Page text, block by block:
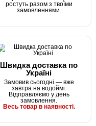
ростуть разом з твоїми
замовленнями.
Швидка доставка по
Україні
Замовив сьогодні — вже
завтра на водоймі.
Відправляємо у день
замовлення.
Весь товар в наявності.